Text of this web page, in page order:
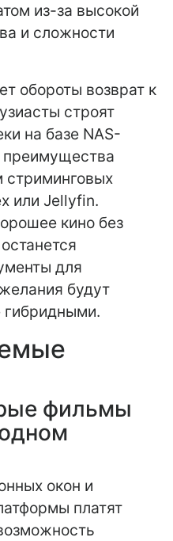
из-за высокой
и сложности
обороты возврат к
строят
на базе NAS-
преимущества
стриминговых
или Jellyfin.
кино без
для
будут
гибридными.
фильмы
окон и
платят